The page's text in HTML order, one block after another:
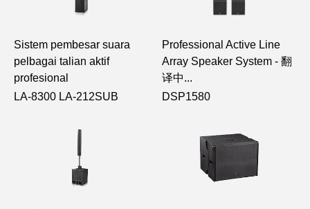
Sistem pembesar suara
pelbagai talian aktif
profesional
LA-8300 LA-212SUB
Professional Active Line
Array Speaker System - 翻
译中...
DSP1580